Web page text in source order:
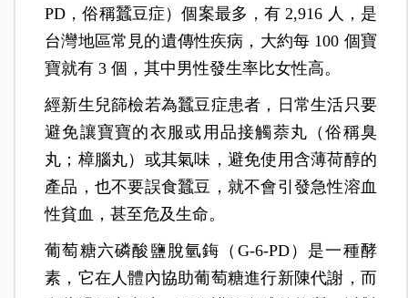
PD，俗稱蠶豆症）個案最多，有 2,916 人，是
台灣地區常見的遺傳性疾病，大約每 100 個寶
寶就有 3 個，其中男性發生率比女性高。
經新生兒篩檢若為蠶豆症患者，日常生活只要
避免讓寶寶的衣服或用品接觸萘丸（俗稱臭
丸；樟腦丸）或其氣味，避免使用含薄荷醇的
產品，也不要誤食蠶豆，就不會引發急性溶血
性貧血，甚至危及生命。
葡萄糖六磷酸鹽脫氫鋂（G-6-PD）是一種酵
素，它在人體內協助葡萄糖進行新陳代謝，而